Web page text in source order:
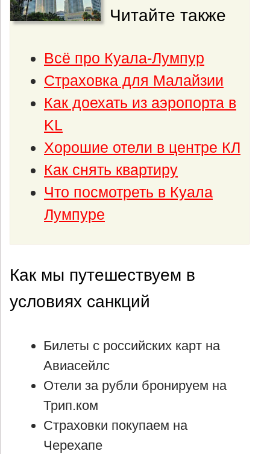
Читайте также
Всё про Куала-Лумпур
Страховка для Малайзии
Как доехать из аэропорта в
KL
Хорошие отели в центре КЛ
Как снять квартиру
Что посмотреть в Куала
Лумпуре
Как мы путешествуем в
условиях санкций
Билеты с российских карт на
Авиасейлс
Отели за рубли бронируем на
Трип.ком
Страховки покупаем на
Черехапе